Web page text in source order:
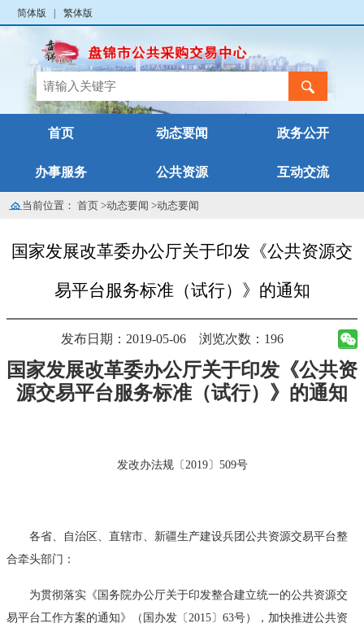
简体版 繁体版
首页 动态要闻 政务公开
办事服务 公共资源 互动交流
当前位置：首页 >动态要闻 >动态要闻
国家发展改革委办公厅关于印发《公共资源交
易平台服务标准（试行）》的通知
发布日期：2019-05-06 浏览次数：196
国家发展改革委办公厅关于印发《公共资
源交易平台服务标准（试行）》的通知
发改办法规〔2019〕509号
各省、自治区、直辖市、新疆生产建设兵团公共资源交易平台整
合牵头部门：
为贯彻落实《国务院办公厅关于印发整合建立统一的公共资源交
易平台工作方案的通知》（国办发〔2015〕63号），加快推进公共资